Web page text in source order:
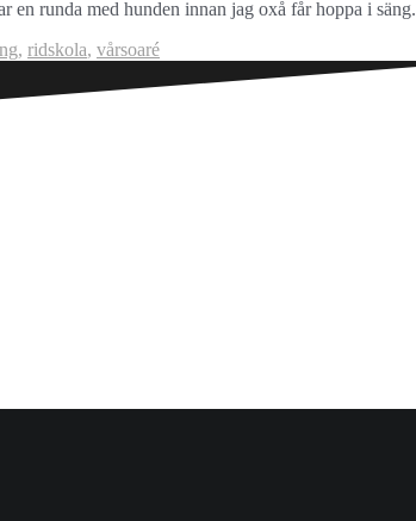
runda med hunden innan jag oxå får hoppa i säng.
, ridskola, vårsoaré